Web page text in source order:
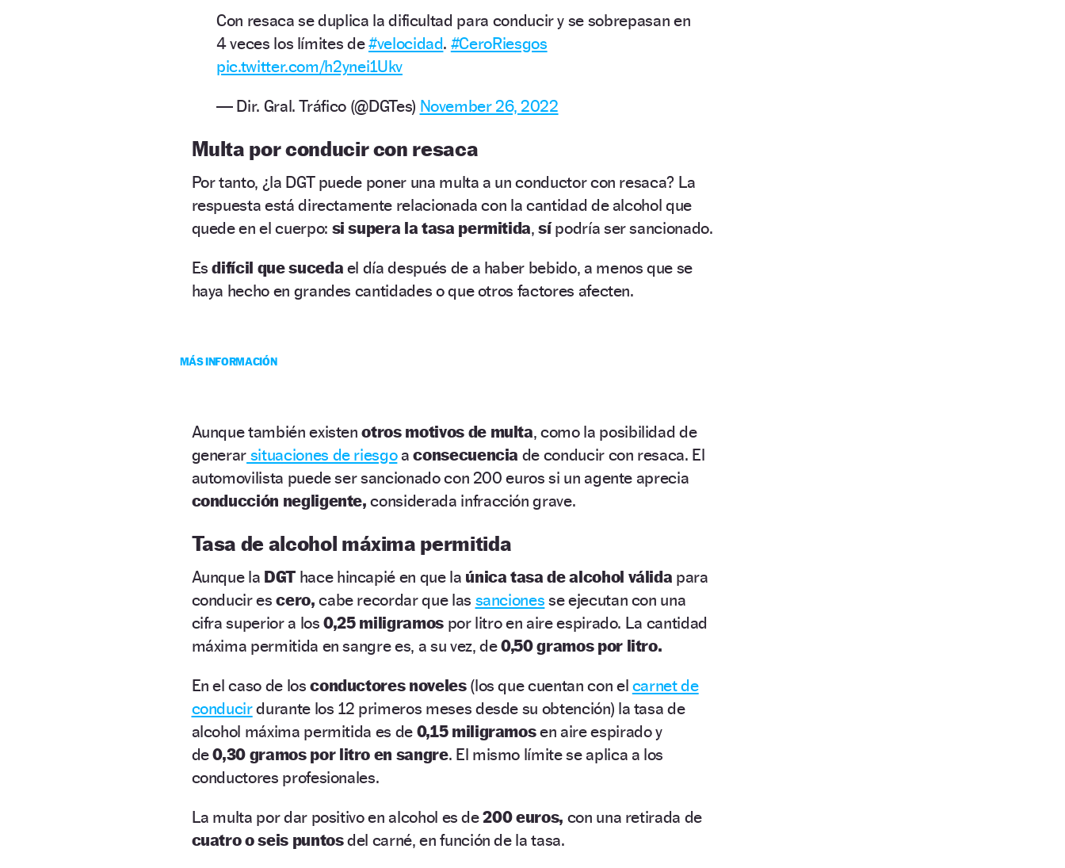
Con resaca se duplica la dificultad para conducir y se sobrepasan en
4 veces los límites de#velocidad. #CeroRiesgos
pic.twitter.com/h2ynei1Ukv
— Dir. Gral. Tráfico (@DGTes) November 26, 2022
Multa por conducir con resaca
Por tanto, ¿la DGT puede poner una multa a un conductor con resaca? La
respuesta está directamente relacionada con la cantidad de alcohol que
quede en el cuerpo: si supera la tasa permitida,sípodría ser sancionado.
Esdifícil que suceda el día después de a haber bebido, a menos que se
haya hecho en grandes cantidades o que otros factores afecten.
MÁS INFORMACIÓN
Aunque también existenotros motivos de multa, como la posibilidad de
generar situaciones de riesgoaconsecuencia de conducir con resaca. El
automovilista puede ser sancionado con 200 euros si un agente aprecia
conducción negligente, considerada infracción grave.
Tasa de alcohol máxima permitida
Aunque la DGT hace hincapié en que la única tasa de alcohol válida para
conducir escero, cabe recordar que las sanciones se ejecutan con una
cifra superior a los0,25 miligramospor litro en aire espirado. La cantidad
máxima permitida en sangre es, a su vez, de0,50 gramos por litro.
En el caso de losconductores noveles(los que cuentan con el carnet de
conducirdurante los 12 primeros meses desde su obtención) la tasa de
alcohol máxima permitida es de 0,15 miligramosen aire espirado y
de0,30 gramos por litro en sangre. El mismo límite se aplica a los
conductores profesionales.
La multa por dar positivo en alcohol es de200 euros, con una retirada de
cuatro o seis puntosdel carné, en función de la tasa.